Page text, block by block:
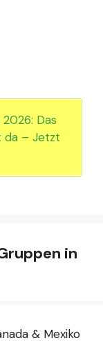
Das
da – Jetzt
in